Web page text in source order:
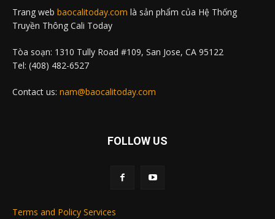
Trang web baocalitoday.com là sản phẩm của Hệ Thống
Truyền Thông Cali Today
Tòa soạn: 1310 Tully Road #109, San Jose, CA 95122
Tel: (408) 482-6527
Contact us: nam@baocalitoday.com
FOLLOW US
Terms and Policy Services